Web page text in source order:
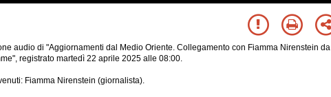
audio di "Aggiornamenti dal Medio Oriente. Collegamento con Fiamma Nirenstein da
registrato martedì 22 aprile 2025 alle 08:00.
Fiamma Nirenstein (giornalista).